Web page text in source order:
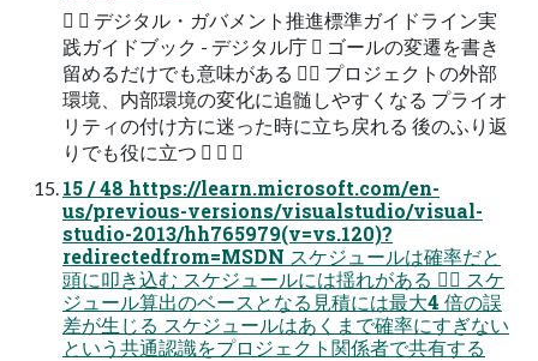
  デジタル・ガバメント推進標準ガイドライン実
践ガイドブック - デジタル庁  ゴールの変遷を書き
留めるだけでも意味がある  プロジェクトの外部
環境、内部環境の変化に追髄しやすくなる プライオ
リティの付け方に迷った時に立ち戻れる 後のふり返
りでも役に立つ   
15 / 48 https://learn.microsoft.com/en-
us/previous-versions/visualstudio/visual-
studio-2013/hh765979(v=vs.120)?
redirectedfrom=MSDN スケジュールは確率だと
頭に叩き込む スケジュールには揺れがある  スケ
ジュール算出のベースとなる見積には最大4 倍の誤
差が生じる スケジュールはあくまで確率にすぎない
という共通認識をプロジェクト関係者で共有する